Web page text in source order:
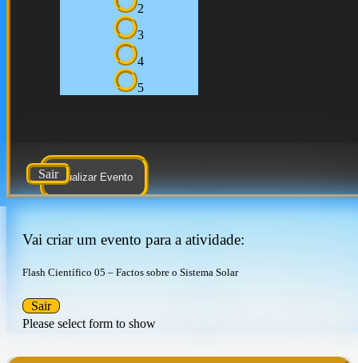
2
3
4
5
Atualizar Evento
Sair
Vai criar um evento para a atividade:
Flash Científico 05 – Factos sobre o Sistema Solar
Please select form to show
Sair